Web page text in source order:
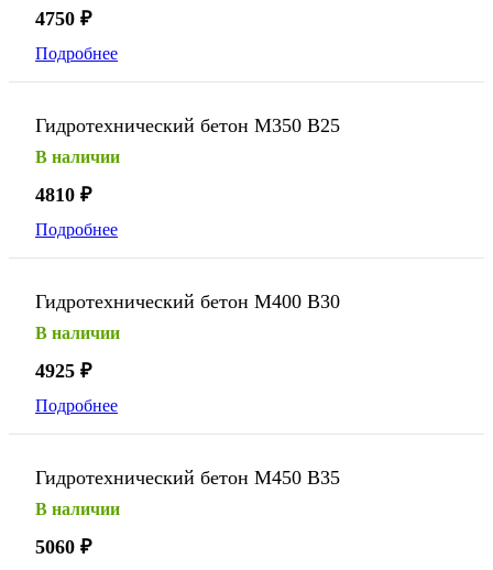
4750 ₽
Подробнее
Гидротехнический бетон М350 В25
В наличии
4810 ₽
Подробнее
Гидротехнический бетон М400 В30
В наличии
4925 ₽
Подробнее
Гидротехнический бетон М450 В35
В наличии
5060 ₽